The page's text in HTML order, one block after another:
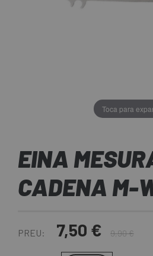
Toca para
EINA
CADENA M-
PREU: 7,50 € 9,90 €